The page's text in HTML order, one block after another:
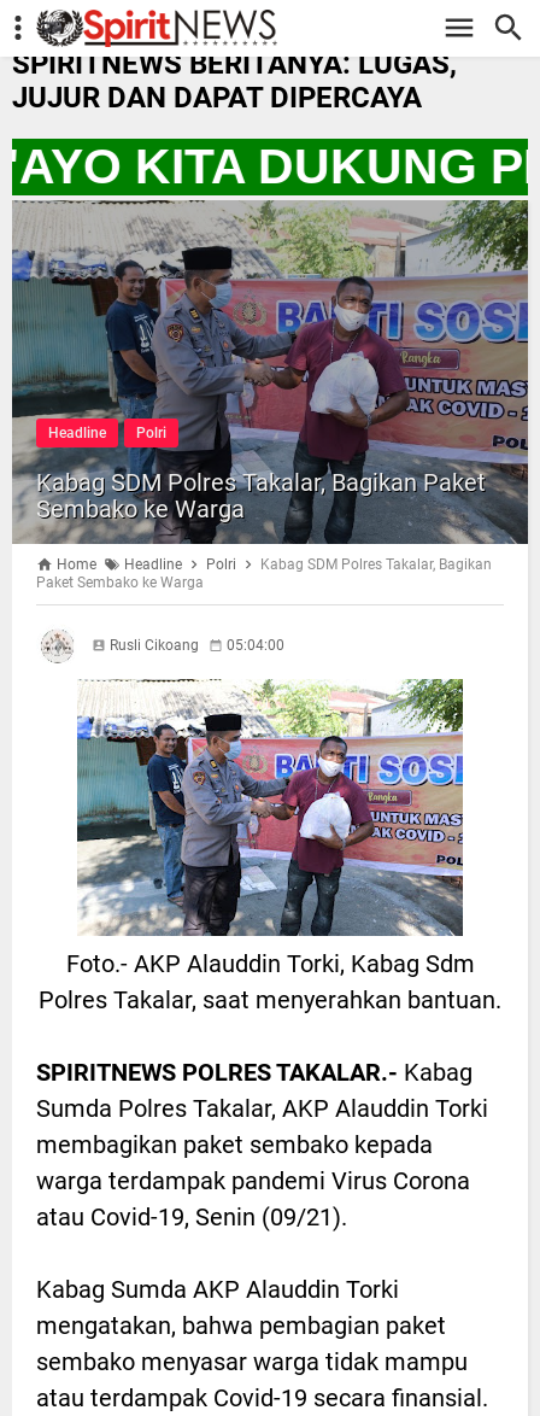
-->
SPIRITNEWS BERITANYA: LUGAS,
JUJUR DAN DAPAT DIPERCAYA
KITA DUKUNG
Headline Polri
Kabag SDM Polres Takalar, Bagikan Paket
Sembako ke Warga
Home Headline Polri
Kabag SDM Polres Takalar, Bagikan
Paket Sembako ke Warga
Rusli Cikoang 05:04:00
Foto.- AKP Alauddin Torki, Kabag Sdm
Polres Takalar, saat menyerahkan bantuan.
SPIRITNEWS POLRES TAKALAR.- Kabag
Sumda Polres Takalar, AKP Alauddin Torki
membagikan paket sembako kepada
warga terdampak pandemi Virus Corona
atau Covid-19, Senin (09/21).
Kabag Sumda AKP Alauddin Torki
mengatakan, bahwa pembagian paket
sembako menyasar warga tidak mampu
atau terdampak Covid-19 secara finansial.